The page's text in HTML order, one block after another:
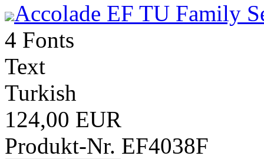
Accolade EF TU Family
4 Fonts
Text
Turkish
124,00 EUR
Produkt-Nr. EF4038F